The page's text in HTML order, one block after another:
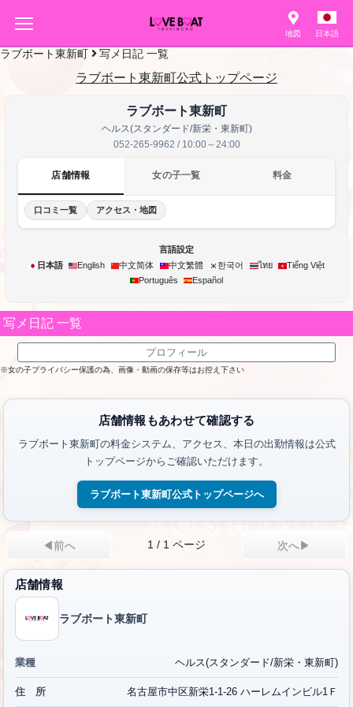
地図 日本語
ラブボート東新町 写メ日記 一覧
ラブボート東新町公式トップページ
ラブボート東新町
ヘルス(スタンダード/新栄・東新町)
052-265-9962 / 10:00～24:00
店舗情報 女の子一覧 料金
口コミ一覧 アクセス・地図
言語設定
日本語
English 中文简体 中文繁體 한국어 ไทย
Tiếng Việt
Português
Español
写メ日記 一覧
プロフィール
※女の子プライバシー保護の為、画像・動画の保存等はお控え下さい
店舗情報もあわせて確認する
ラブボート東新町の料金システム、アクセス、本日の出勤情報は公式
トップページからご確認いただけます。
ラブボート東新町公式トップページへ
◀前へ 1 / 1 ページ 次へ▶
店舗情報
ラブボート東新町
業種 ヘルス(スタンダード/新栄・東新町)
住 所 名古屋市中区新栄1-1-26 ハーレムインビル1Ｆ